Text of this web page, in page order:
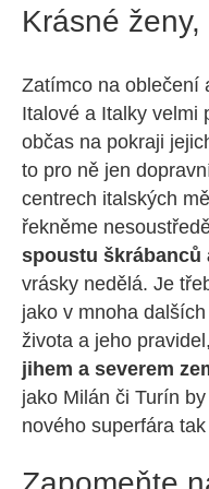
Krásné
Zatímco na oblečení
Italové a Italky velmi
občas na pokraji
to pro ně jen
centrech italských
řekněme
spoustu škrábanců
vrásky nedělá. Je
jako v mnoha
života a jeho pravidel,
jihem a severem
jako Milán či Turín
nového superfára